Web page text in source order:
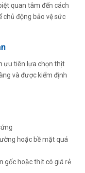
quan tâm đến cách
chủ động bảo vệ sức
ưu tiên lựa chọn thịt
và được kiểm định
hoặc bề mặt quá
gốc hoặc thịt có giá rẻ